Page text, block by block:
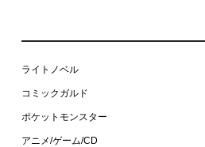
ライトノベル
コミックガルド
ポケットモンスター
アニメ/ゲーム/CD